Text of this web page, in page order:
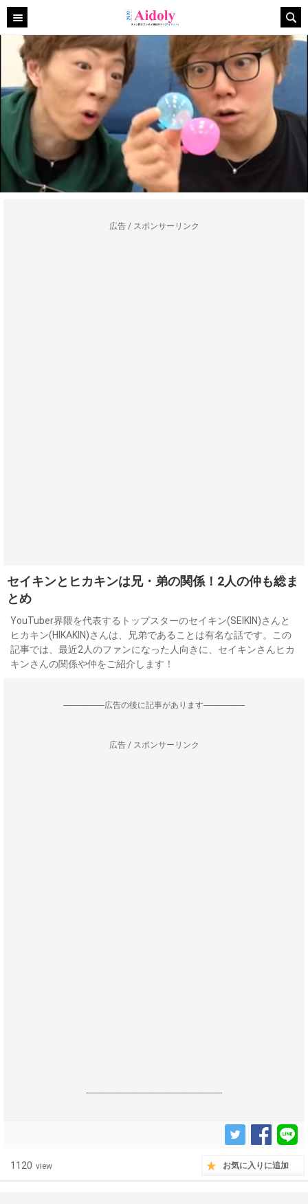
広告 / スポンサーリンク
セイキンとヒカキンは兄・弟の関係！2人の仲も総ま
とめ
YouTuber界隈を代表するトップスターのセイキン(SEIKIN)さんと
ヒカキン(HIKAKIN)さんは、兄弟であることは有名な話です。この
記事では、最近2人のファンになった人向きに、セイキンさんヒカ
キンさんの関係や仲をご紹介します！
--------------------広告の後に記事があります--------------------
広告 / スポンサーリンク
------------------------------------------------------------------
1120 view お気に入りに追加